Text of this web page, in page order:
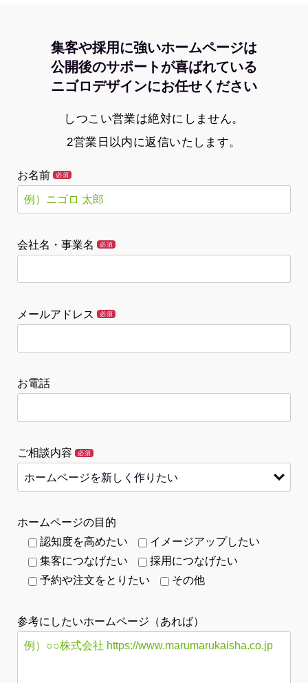
集客や採用に強いホームページは
公開後のサポートが喜ばれている
ニゴロデザインにお任せください
しつこい営業は絶対にしません。
2営業日以内に返信いたします。
お名前 必須
会社名・事業名 必須
メールアドレス 必須
お電話
ご相談内容 必須
ホームページの目的
認知度を高めたい
イメージアップしたい
集客につなげたい
採用につなげたい
予約や注文をとりたい
その他
参考にしたいホームページ（あれば）